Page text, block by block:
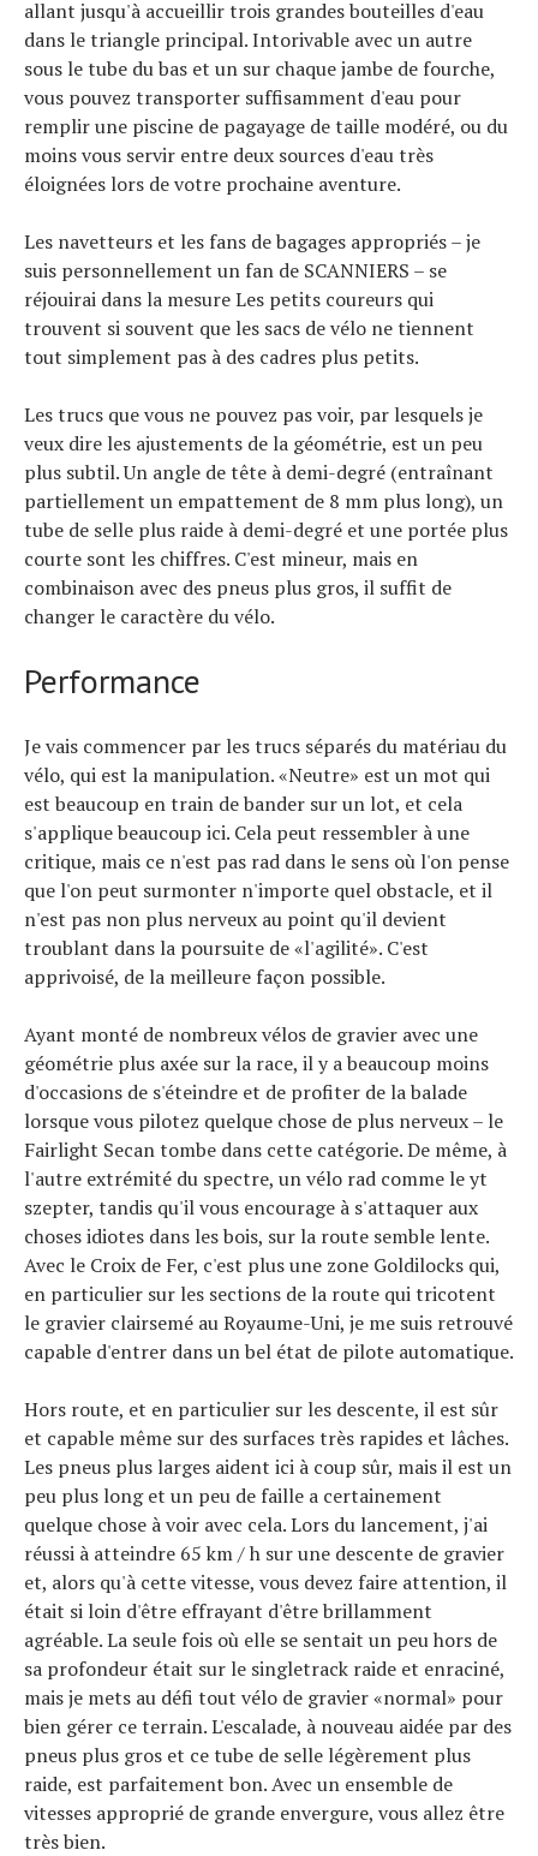
allant jusqu'à accueillir trois grandes bouteilles d'eau
dans le triangle principal. Intorivable avec un autre
sous le tube du bas et un sur chaque jambe de fourche,
vous pouvez transporter suffisamment d'eau pour
remplir une piscine de pagayage de taille modéré, ou du
moins vous servir entre deux sources d'eau très
éloignées lors de votre prochaine aventure.
Les navetteurs et les fans de bagages appropriés – je
suis personnellement un fan de SCANNIERS – se
réjouirai dans la mesure Les petits coureurs qui
trouvent si souvent que les sacs de vélo ne tiennent
tout simplement pas à des cadres plus petits.
Les trucs que vous ne pouvez pas voir, par lesquels je
veux dire les ajustements de la géométrie, est un peu
plus subtil. Un angle de tête à demi-degré (entraînant
partiellement un empattement de 8 mm plus long), un
tube de selle plus raide à demi-degré et une portée plus
courte sont les chiffres. C'est mineur, mais en
combinaison avec des pneus plus gros, il suffit de
changer le caractère du vélo.
Performance
Je vais commencer par les trucs séparés du matériau du
vélo, qui est la manipulation. «Neutre» est un mot qui
est beaucoup en train de bander sur un lot, et cela
s'applique beaucoup ici. Cela peut ressembler à une
critique, mais ce n'est pas rad dans le sens où l'on pense
que l'on peut surmonter n'importe quel obstacle, et il
n'est pas non plus nerveux au point qu'il devient
troublant dans la poursuite de «l'agilité». C'est
apprivoisé, de la meilleure façon possible.
Ayant monté de nombreux vélos de gravier avec une
géométrie plus axée sur la race, il y a beaucoup moins
d'occasions de s'éteindre et de profiter de la balade
lorsque vous pilotez quelque chose de plus nerveux – le
Fairlight Secan tombe dans cette catégorie. De même, à
l'autre extrémité du spectre, un vélo rad comme le yt
szepter, tandis qu'il vous encourage à s'attaquer aux
choses idiotes dans les bois, sur la route semble lente.
Avec le Croix de Fer, c'est plus une zone Goldilocks qui,
en particulier sur les sections de la route qui tricotent
le gravier clairsemé au Royaume-Uni, je me suis retrouvé
capable d'entrer dans un bel état de pilote automatique.
Hors route, et en particulier sur les descente, il est sûr
et capable même sur des surfaces très rapides et lâches.
Les pneus plus larges aident ici à coup sûr, mais il est un
peu plus long et un peu de faille a certainement
quelque chose à voir avec cela. Lors du lancement, j'ai
réussi à atteindre 65 km / h sur une descente de gravier
et, alors qu'à cette vitesse, vous devez faire attention, il
était si loin d'être effrayant d'être brillamment
agréable. La seule fois où elle se sentait un peu hors de
sa profondeur était sur le singletrack raide et enraciné,
mais je mets au défi tout vélo de gravier «normal» pour
bien gérer ce terrain. L'escalade, à nouveau aidée par des
pneus plus gros et ce tube de selle légèrement plus
raide, est parfaitement bon. Avec un ensemble de
vitesses approprié de grande envergure, vous allez être
très bien.